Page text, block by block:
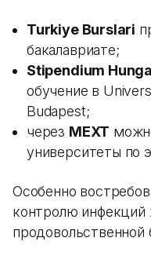
Turkiye Burslari
бакалавриате;
Stipendium
обучение в
Budapest;
через MEXT
университеты по
Особенно
контролю инфекций
продовольственной